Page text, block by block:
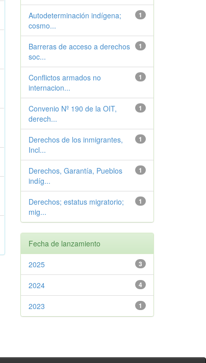
1
Autodeterminación indígena;
cosmo...
1
Barreras de acceso a derechos
soc...
1
Conflictos armados no
internacion...
1
Convenio Nº 190 de la OIT,
derech...
1
Derechos de los inmigrantes,
Incl...
1
Derechos, Garantía, Pueblos
indíg...
1
Derechos; estatus migratorio;
mig...
Fecha de lanzamiento
3
2025
4
2024
1
2023